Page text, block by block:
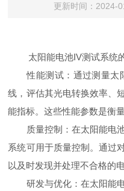
更新时间：
太阳能电池IV测试系统的
性能测试：通过测量太
线，评估其光电转换效率、
能指标。这些性能参数是衡
质量控制：在太阳能电池
系统可用于质量控制。通过
以及时发现并处理不合格的
研发与优化：在太阳能电